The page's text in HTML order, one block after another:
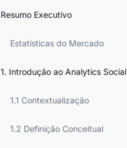
Resumo Executivo
Estatísticas do Mercado
1. Introdução ao Analytics Social
1.1 Contextualização
1.2 Definição Conceitual